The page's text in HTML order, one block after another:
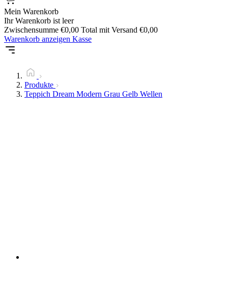
Mein Warenkorb
Ihr Warenkorb ist leer
Zwischensumme €0,00 Total mit Versand €0,00
Warenkorb anzeigen Kasse
Produkte
Teppich Dream Modern Grau Gelb Wellen